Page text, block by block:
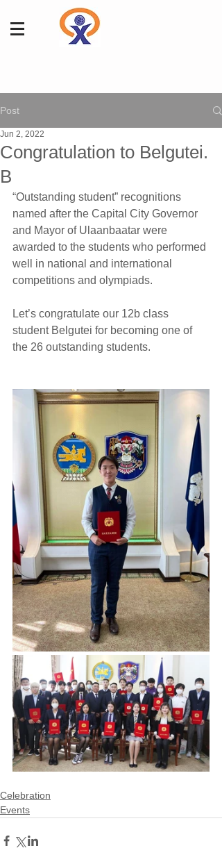
Post
Congratulation to Belgutei.
B
Jun 2, 2022
“Outstanding student” recognitions
named after the Capital City Governor
and Mayor of Ulaanbaatar were
awarded to the students who performed
well in national and international
competitions and olympiads.
Let’s congratulate our 12b class
student Belgutei for becoming one of
the 26 outstanding students.
Celebration
Events